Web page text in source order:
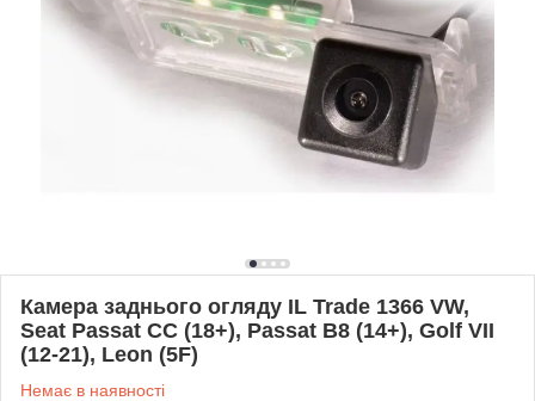
Камера заднього огляду IL Trade 1366 VW,
Seat Passat CC (18+), Passat B8 (14+), Golf VII
(12-21), Leon (5F)
Немає в наявності